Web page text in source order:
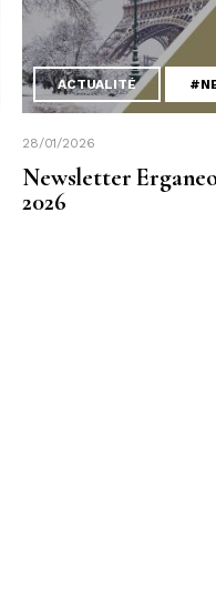
ACTUALITÉ
28/01/2026
Newsletter
2026